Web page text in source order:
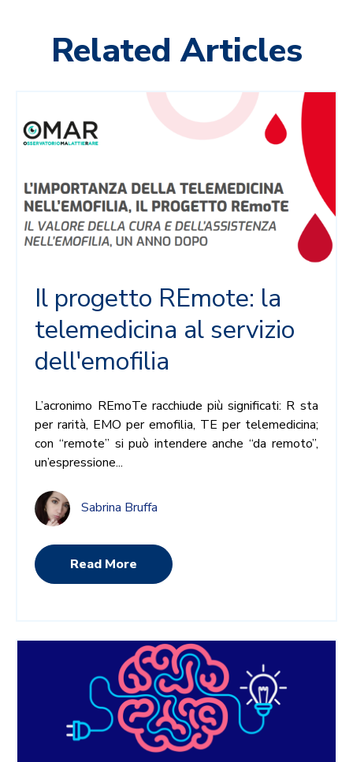
Related Articles
Il progetto REmote: la
telemedicina al servizio
dell'emofilia
L’acronimo REmoTe racchiude più significati: R sta
per rarità, EMO per emofilia, TE per telemedicina;
con “remote” si può intendere anche “da remoto”,
un’espressione...
Sabrina Bruffa
Read More